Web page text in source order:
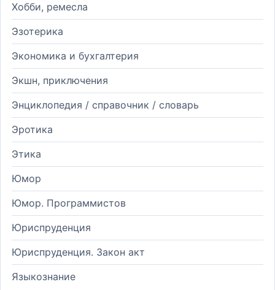
Хобби, ремесла
Эзотерика
Экономика и бухгалтерия
Экшн, приключения
Энциклопедия / справочник / словарь
Эротика
Этика
Юмор
Юмор. Программистов
Юриспруденция
Юриспруденция. Закон акт
Языкознание